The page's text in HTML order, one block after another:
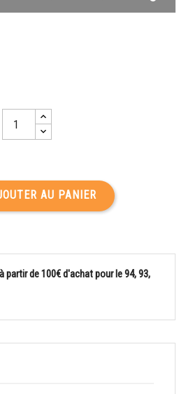
AU PANIER
partir de 100€ d'achat pour le 94, 93,